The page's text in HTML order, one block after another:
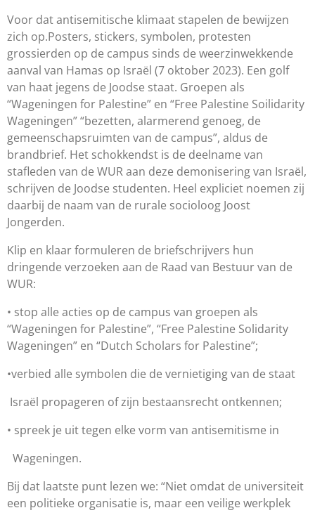
Voor dat antisemitische klimaat stapelen de bewijzen
zich op.Posters, stickers, symbolen, protesten
grossierden op de campus sinds de weerzinwekkende
aanval van Hamas op Israël (7 oktober 2023). Een golf
van haat jegens de Joodse staat. Groepen als
“Wageningen for Palestine” en “Free Palestine Soilidarity
Wageningen”“bezetten, alarmerend genoeg, de
gemeenschapsruimten van de campus”, aldus de
brandbrief. Het schokkendst is de deelname van
stafleden van de WUR aan deze demonisering van Israël,
schrijven de Joodse studenten. Heel expliciet noemen zij
daarbij de naam van de rurale socioloog Joost
Jongerden.
Klip en klaar formuleren de briefschrijvers hun
dringende verzoeken aan de Raad van Bestuur van de
WUR:
• stop alle acties op de campus van groepen als
“Wageningen for Palestine”, “Free Palestine Solidarity
Wageningen” en “Dutch Scholars for Palestine”;
•verbied alle symbolen die de vernietiging van de staat
Israël propageren ofzijn bestaansrecht ontkennen;
• spreek je uit tegen elke vorm van antisemitisme in
Wageningen.
Bij dat laatste punt lezen we: “Niet omdat de universiteit
een politieke organisatie is, maar een veilige werkplek